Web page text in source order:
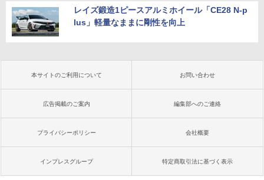
レイズ鍛造1ピースアルミホイール「CE28 N-p
lus」軽量なままに剛性を向上
本サイトのご利用について お問い合わせ
広告掲載のご案内 編集部へのご連絡
プライバシーポリシー 会社概要
インプレスグループ 特定商取引法に基づく表示